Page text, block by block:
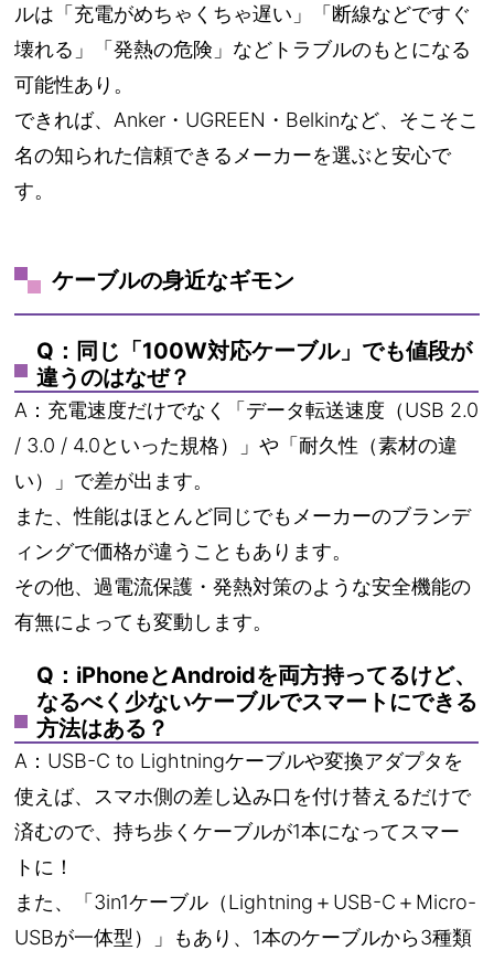
ルは「充電がめちゃくちゃ遅い」「断線などですぐ
壊れる」「発熱の危険」などトラブルのもとになる
可能性あり。
できれば、Anker・UGREEN・Belkinなど、そこそこ
名の知られた信頼できるメーカーを選ぶと安心で
す。
ケーブルの身近なギモン
Q：同じ「100W対応ケーブル」でも値段が
違うのはなぜ？
A：充電速度だけでなく「データ転送速度（USB 2.0
/ 3.0 / 4.0といった規格）」や「耐久性（素材の違
い）」で差が出ます。
また、性能はほとんど同じでもメーカーのブランデ
ィングで価格が違うこともあります。
その他、過電流保護・発熱対策のような安全機能の
有無によっても変動します。
Q：iPhoneとAndroidを両方持ってるけど、
なるべく少ないケーブルでスマートにできる
方法はある？
A：USB-C to Lightningケーブルや変換アダプタを
使えば、スマホ側の差し込み口を付け替えるだけで
済むので、持ち歩くケーブルが1本になってスマー
トに！
また、「3in1ケーブル（Lightning＋USB-C＋Micro-
USBが一体型）」もあり、1本のケーブルから3種類